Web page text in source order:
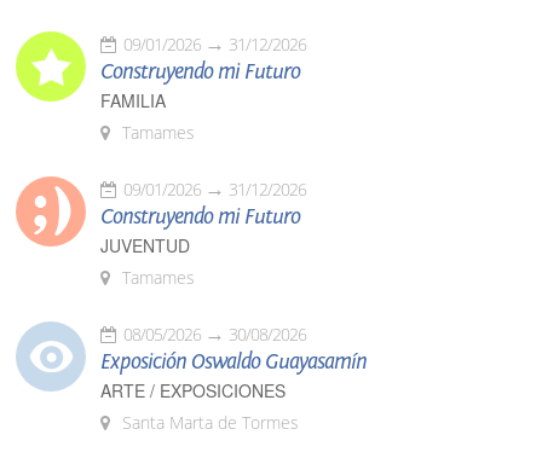
09/01/2026 31/12/2026
Construyendo mi Futuro
FAMILIA
Tamames
09/01/2026 31/12/2026
Construyendo mi Futuro
JUVENTUD
Tamames
08/05/2026 30/08/2026
Exposición Oswaldo Guayasamín
ARTE / EXPOSICIONES
Santa Marta de Tormes